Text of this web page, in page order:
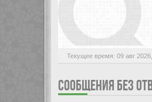
Текущее время: 09 авг
СООБЩЕНИЯ БЕЗ